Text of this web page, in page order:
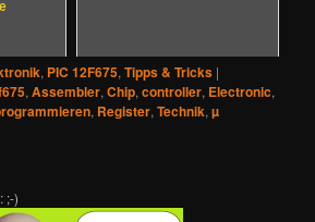
, PIC 12F675,Tipps & Tricks |
,Assembler,Chip,controller, Electronic,
, Register,Technik,µ
;-)